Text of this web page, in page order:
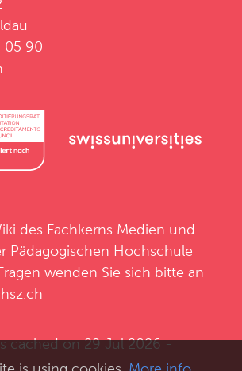
05 90
des Fachkerns Medien und
Pädagogischen Hochschule
Fragen wenden Sie sich bitte an
cached on 29 Jul 2026 -